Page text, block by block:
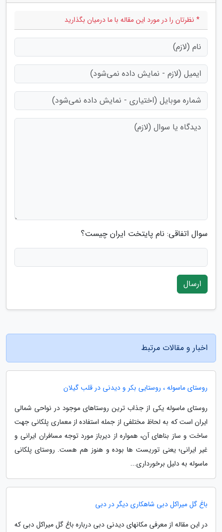
* نظرتان را در مورد این مقاله با ما درمیان بگذارید
سوال اتفاقی: نام پایتخت ایران چیست؟
ارسال
اخبار و مقالات مرتبط
روستای ماسوله ، روستایی بکر و دیدنی در قلب گیلان
روستای ماسوله یکی از جذاب ترین روستاهای موجود در نواحی شمالی
ایران است که به لحاظ مختلفی از جمله استفاده از معماری پلکانی جهت
ساخت و ساز بناهای آن، همواره از دیرباز مورد توجه مسافران ایرانی و
غیر ایرانی؛ یعنی توریست ها بوده و هنوز هم هست. روستای پلکانی
ماسوله به دلیل برخورداری...
باغ گل میراکل دبی شاهکاری دیگر در دبی
در این مقاله از معرفی مکانهای دیدنی دبی درباره باغ گل میراکل دبی که